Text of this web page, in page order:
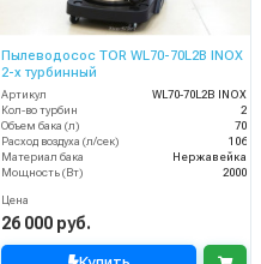
Пылеводосос TOR WL70-70L2B INOX
2-х турбинный
Артикул
WL70-70L2B INOX
Кол-во турбин
2
Объем бака (л)
70
Расход воздуха (л/сек)
106
Материал бака
Нержавейка
Мощность (Вт)
2000
Цена
26 000 руб.